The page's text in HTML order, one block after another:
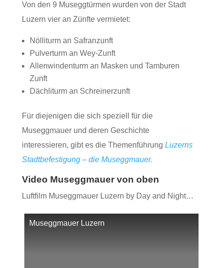
Von den 9 Museggtürmen wurden von der Stadt
Luzern vier an Zünfte vermietet:
Nölliturm an Safranzunft
Pulverturm an Wey-Zunft
Allenwindenturm an Masken und Tamburen
Zunft
Dächliturm an Schreinerzunft
Für diejenigen die sich speziell für die
Museggmauer und deren Geschichte
interessieren, gibt es die Themenführung Luzerns
Stadtbefestigung – die Museggmauer.
Video Museggmauer von oben
Luftfilm Museggmauer Luzern by Day and Night…
Museggmauer Luzern